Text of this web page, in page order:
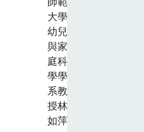
」為本，融
飲食健康與
」及「飲食
與文化」，
山青」校本
包括：「蜜
之在己」(8
大學
幼兒
與家
庭科
學學
系教
授林
如萍